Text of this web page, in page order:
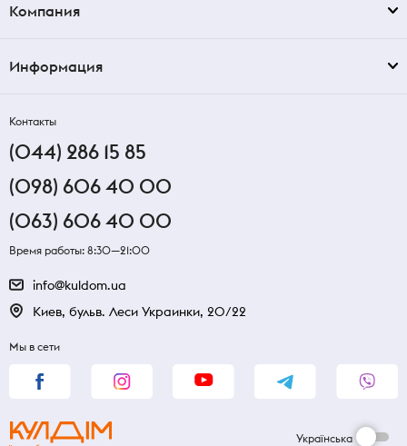
Компания
Информация
Контакты
(044) 286 15 85
(098) 606 40 00
(063) 606 40 00
Время работы: 8:30—21:00
info@kuldom.ua
Киев, бульв. Леси Украинки, 20/22
Мы в сети
Українська